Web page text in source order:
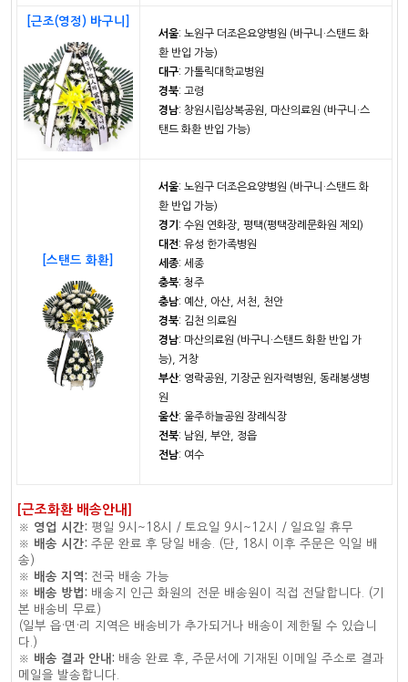
[근조(영정) 바구니]
서울: 노원구 더조은요양병원 (바구니·스탠드 화
환 반입 가능)
대구: 가톨릭대학교병원
경북: 고령
경남: 창원시립상복공원, 마산의료원 (바구니·스
탠드 화환 반입 가능)
[스탠드 화환]
서울: 노원구 더조은요양병원 (바구니·스탠드 화
환 반입 가능)
경기 : 수원 연화장, 평택(평택장례문화원 제외)
대전: 유성 한가족병원
세종: 세종
충북: 청주
충남: 예산, 아산, 서천, 천안
경북: 김천 의료원
경남: 마산의료원 (바구니·스탠드 화환 반입 가
능), 거창
부산: 영락공원, 기장군 원자력병원, 동래봉생병
원
울산: 울주하늘공원 장례식장
전북: 남원, 부안, 정읍
전남: 여수
[근조화환 배송안내]
※ 영업 시간: 평일 9시~18시 / 토요일 9시~12시 / 일요일 휴무
※ 배송 시간: 주문 완료 후 당일 배송. (단, 18시 이후 주문은 익일 배
송)
※ 배송 지역: 전국 배송 가능
※ 배송 방법: 배송지 인근 화원의 전문 배송원이 직접 전달합니다. (기
본 배송비 무료)
(일부 읍·면·리 지역은 배송비가 추가되거나 배송이 제한될 수 있습니
다.)
※ 배송 결과 안내: 배송 완료 후, 주문서에 기재된 이메일 주소로 결과
메일을 발송합니다.